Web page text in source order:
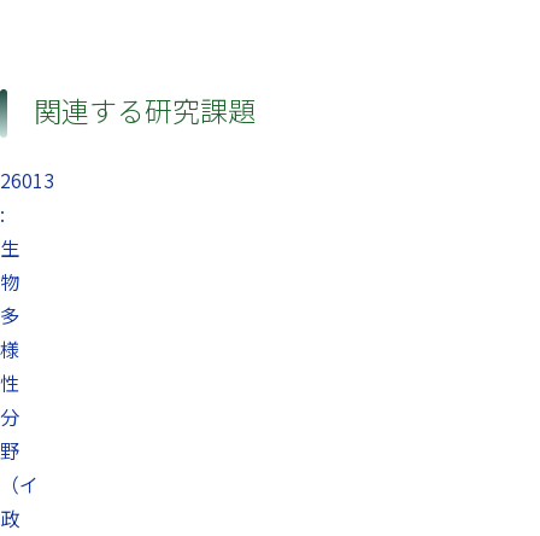
関連する研究課題
26013
:
生
物
多
様
性
分
野
（イ
政